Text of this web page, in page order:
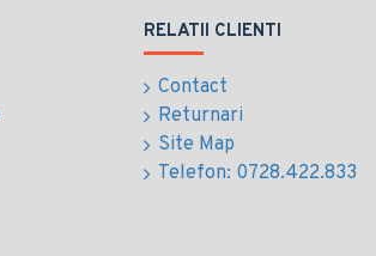
RELATII CLIENTI
Contact
Returnari
Site Map
Telefon: 0728.422.833